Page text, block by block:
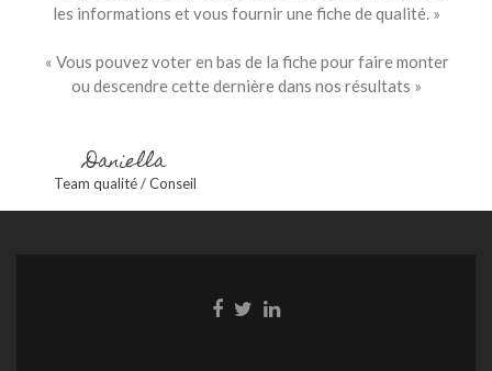
les informations et vous fournir une fiche de qualité. »
« Vous pouvez voter en bas de la fiche pour faire monter
ou descendre cette dernière dans nos résultats »
Daniella
Team qualité / Conseil